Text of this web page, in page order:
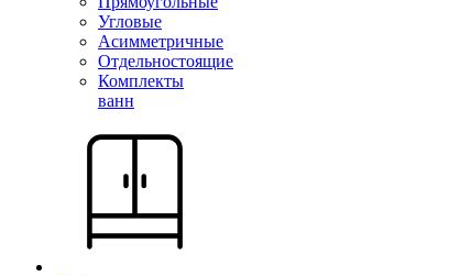
Угловые
Асимметричные
Отдельностоящие
Комплекты
ванн